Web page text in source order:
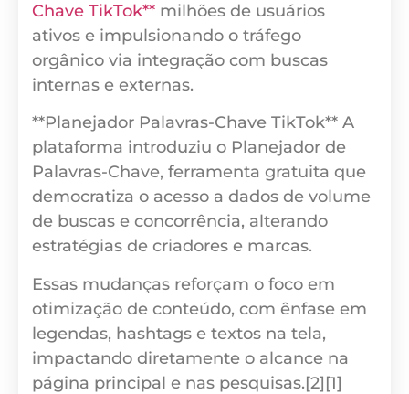
Chave TikTok** milhões de usuários
ativos e impulsionando o tráfego
orgânico via integração com buscas
internas e externas.
**Planejador Palavras-Chave TikTok** A
plataforma introduziu o Planejador de
Palavras-Chave, ferramenta gratuita que
democratiza o acesso a dados de volume
de buscas e concorrência, alterando
estratégias de criadores e marcas.
Essas mudanças reforçam o foco em
otimização de conteúdo, com ênfase em
legendas, hashtags e textos na tela,
impactando diretamente o alcance na
página principal e nas pesquisas.[2][1]